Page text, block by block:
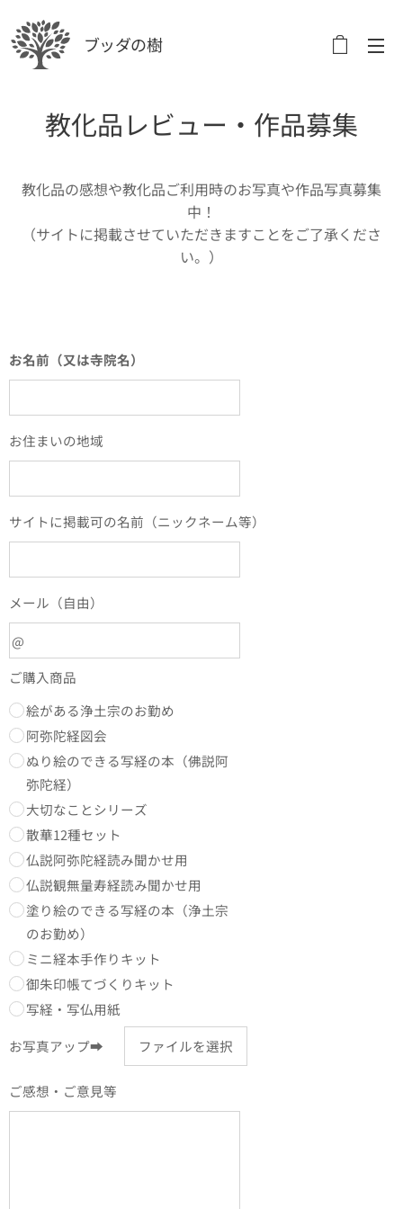
ブッダの樹
教化品レビュー・作品募集
教化品の感想や教化品ご利用時のお写真や作品写真募集
中！
（サイトに掲載させていただきますことをご了承くださ
い。）
お名前（又は寺院名）
お住まいの地域
サイトに掲載可の名前（ニックネーム等）
メール（自由）
ご購入商品
絵がある浄土宗のお勤め
阿弥陀経図会
ぬり絵のできる写経の本（佛説阿
弥陀経）
大切なことシリーズ
散華12種セット
仏説阿弥陀経読み聞かせ用
仏説観無量寿経読み聞かせ用
塗り絵のできる写経の本（浄土宗
のお勤め）
ミニ経本手作りキット
御朱印帳てづくりキット
写経・写仏用紙
お写真アップ➡
ファイルを選択
ご感想・ご意見等